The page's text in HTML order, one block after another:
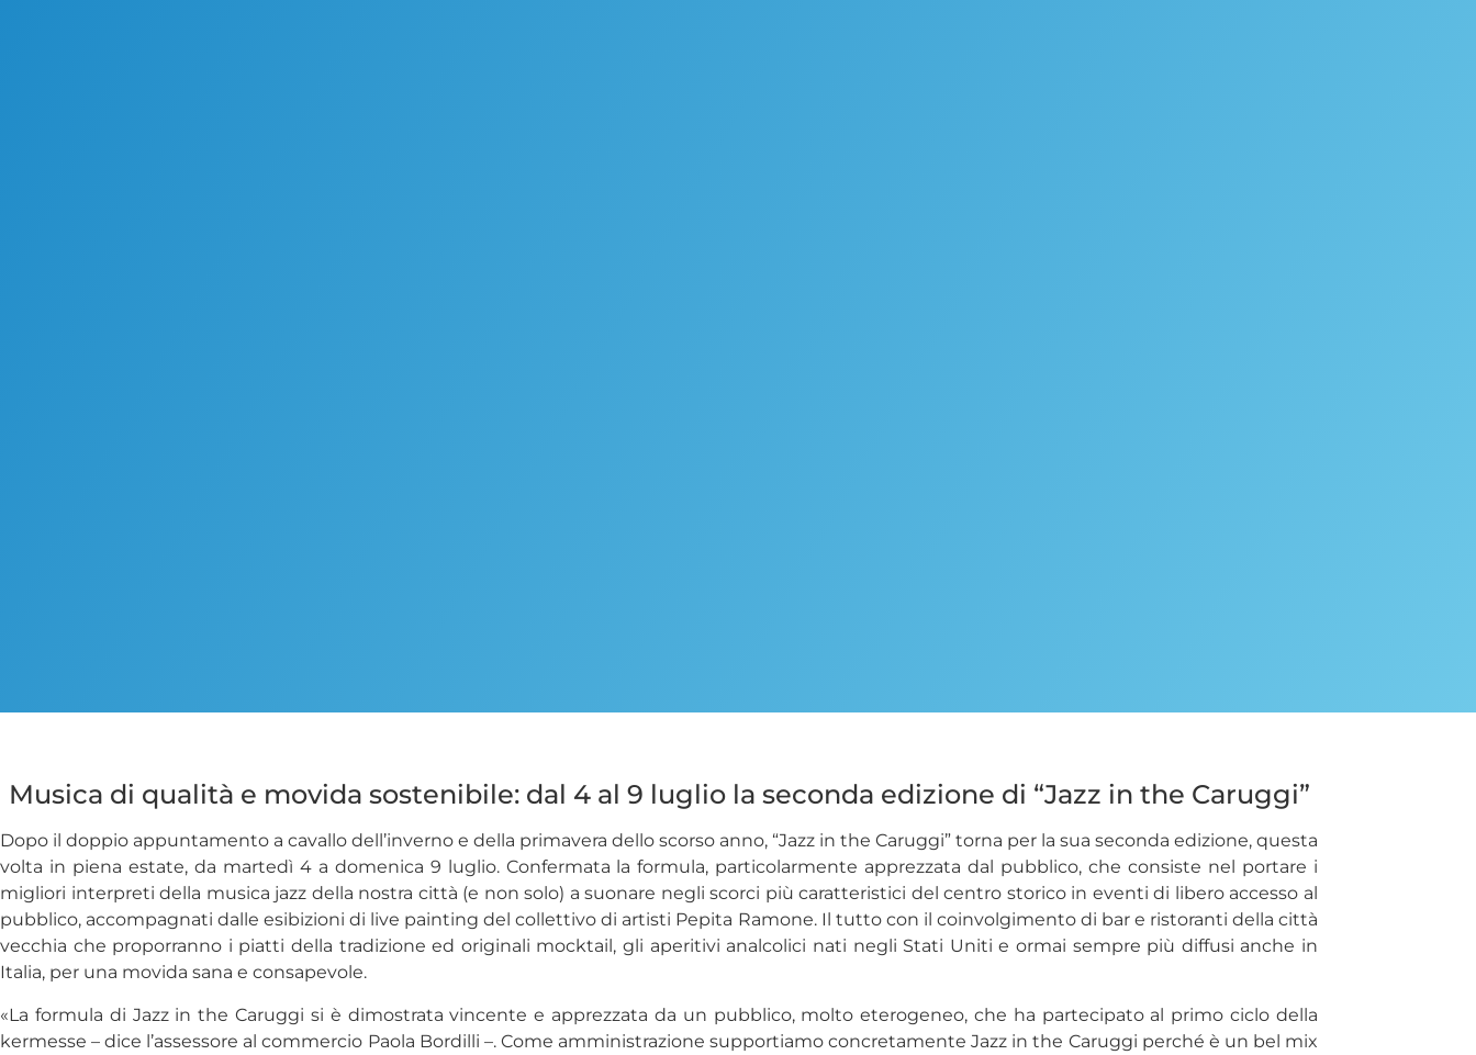
Musica di qualità e movida sostenibile: dal 4 al 9 luglio la seconda edizione di “Jazz in the Caruggi”
Dopo il doppio appuntamento a cavallo dell’inverno e della primavera dello scorso anno, “Jazz in the Caruggi” torna per la sua seconda edizione, questa
volta in piena estate, da martedì 4 a domenica 9 luglio. Confermata la formula, particolarmente apprezzata dal pubblico, che consiste nel portare i
migliori interpreti della musica jazz della nostra città (e non solo) a suonare negli scorci più caratteristici del centro storico in eventi di libero accesso al
pubblico, accompagnati dalle esibizioni di live painting del collettivo di artisti Pepita Ramone. Il tutto con il coinvolgimento di bar e ristoranti della città
vecchia che proporranno i piatti della tradizione ed originali mocktail, gli aperitivi analcolici nati negli Stati Uniti e ormai sempre più diffusi anche in
Italia, per una movida sana e consapevole.
«La formula di Jazz in the Caruggi si è dimostrata vincente e apprezzata da un pubblico, molto eterogeneo, che ha partecipato al primo ciclo della
kermesse – dice l’assessore al commercio Paola Bordilli –. Come amministrazione supportiamo concretamente Jazz in the Caruggi perché è un bel mix